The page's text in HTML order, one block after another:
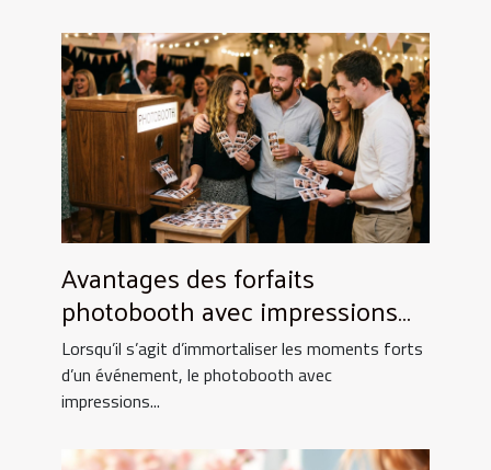
Avantages des forfaits
photobooth avec impressions
illimitées
Lorsqu’il s’agit d’immortaliser les moments forts
d’un événement, le photobooth avec
impressions...